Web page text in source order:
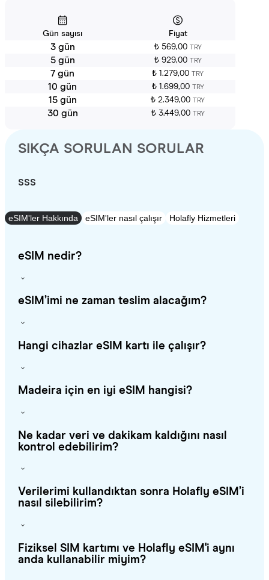
Gün sayısı Fiyat
3 gün ₺ 569,00 TRY
5 gün ₺ 929,00 TRY
7 gün ₺ 1.279,00 TRY
10 gün ₺ 1.699,00 TRY
15 gün ₺ 2.349,00 TRY
30 gün ₺ 3.449,00 TRY
SIKÇA SORULAN SORULAR
SSS
eSIM'ler Hakkında eSIM'ler nasıl çalışır Holafly Hizmetleri
eSIM nedir?
eSIM’imi ne zaman teslim alacağım?
Hangi cihazlar eSIM kartı ile çalışır?
Madeira için en iyi eSIM hangisi?
Ne kadar veri ve dakikam kaldığını nasıl
kontrol edebilirim?
Verilerimi kullandıktan sonra Holafly eSIM’i
nasıl silebilirim?
Fiziksel SIM kartımı ve Holafly eSIM'i aynı
anda kullanabilir miyim?